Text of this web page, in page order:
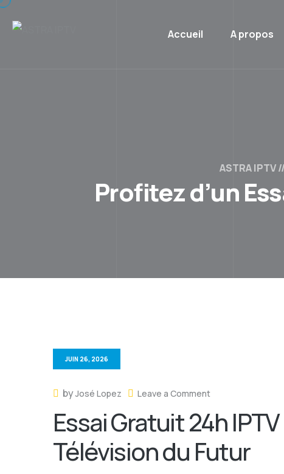
Accueil A propos
ASTRA IPTV
Profitez d’un
JUIN 26, 2026
byJosé Lopez Leave a Comment
Essai Gratuit 24h
Télévision du Futur